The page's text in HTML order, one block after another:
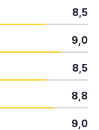
8,5
9,0
8,5
8,8
9,0